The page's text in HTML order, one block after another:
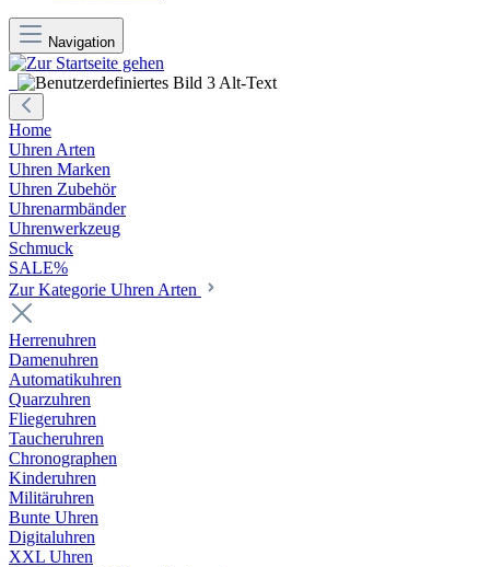
Navigation
Home
Uhren Arten
Uhren Marken
Uhren Zubehör
Uhrenarmbänder
Uhrenwerkzeug
Schmuck
SALE%
Zur Kategorie Uhren Arten
Herrenuhren
Damenuhren
Automatikuhren
Quarzuhren
Fliegeruhren
Taucheruhren
Chronographen
Kinderuhren
Militäruhren
Bunte Uhren
Digitaluhren
XXL Uhren